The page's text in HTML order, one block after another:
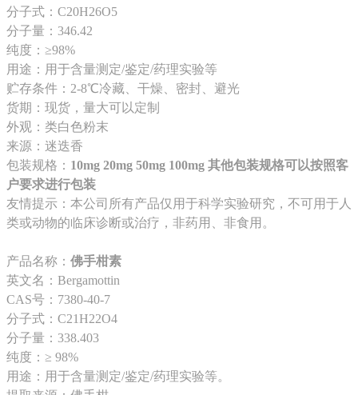
分子式：C20H26O5
分子量：346.42
纯度：≥98%
用途：用于含量测定/鉴定/药理实验等
贮存条件：2-8℃冷藏、干燥、密封、避光
货期：现货，量大可以定制
外观：类白色粉末
来源：迷迭香
包装规格： 10mg 20mg 50mg 100mg 其他包装规格可以按照客
户要求进行包装
友情提示：本公司所有产品仅用于科学实验研究，不可用于人
类或动物的临床诊断或治疗，非药用、非食用。
产品名称： 佛手柑素
英文名：Bergamottin
CAS号：7380-40-7
分子式：C21H22O4
分子量：338.403
纯度：≥ 98%
用途：用于含量测定/鉴定/药理实验等。